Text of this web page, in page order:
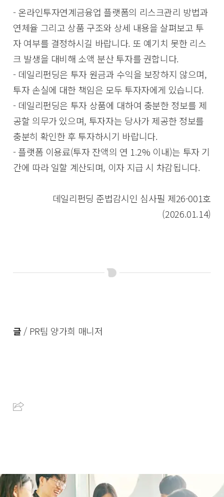
- 온라인투자연계금융업 플랫폼의 리스크관리 방법과
연체율 그리고 상품 구조와 상세 내용을 살펴보고 투
자 여부를 결정하시길 바랍니다. 또 예기치 못한 리스
크 발생을 대비해 소액 분산 투자를 권합니다.
- 데일리펀딩은 투자 원금과 수익을 보장하지 않으며,
투자 손실에 대한 책임은 모두 투자자에게 있습니다.
- 데일리펀딩은 투자 상품에 대하여 충분한 정보를 제
공할 의무가 있으며, 투자자는 당사가 제공한 정보를
충분히 확인한 후 투자하시기 바랍니다.
- 플랫폼 이용료(투자 잔액의 연 1.2% 이내)는 투자 기
간에 따라 일할 계산되며, 이자 지급 시 차감됩니다.
데일리펀딩 준법감시인 심사필 제26-001호
(2026.01.14)
글 / PR팀 양가희 매니저